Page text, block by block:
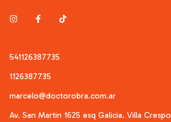
541126387735
1126387735
marcelo@doctorobra.com.ar
Av. San Martin 1625 esq Galicia. Villa Crespo